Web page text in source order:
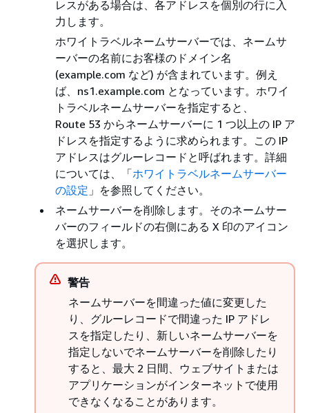
レスがある場合は、各アドレスを個別の行に入
力します。
ホワイトラベルネームサーバーでは、ネームサ
ーバーの名前にお客様のドメイン名
(example.com など) が含まれています。例え
ば、ns1.example.com となっています。ホワイ
トラベルネームサーバーを指定すると、
Route 53 からネームサーバーに 1 つ以上の IP ア
ドレスを指定するように求められます。この IP
アドレスはグルーレコードと呼ばれます。詳細
については、「ホワイトラベルネームサーバー
の設定 」を参照してください。
ネームサーバーを削除します。そのネームサー
バーのフィールドの右側にある X 印のアイコン
を選択します。
警告
ネームサーバーを間違った値に変更した
り、グルーレコードで間違った IP アドレ
スを指定したり、新しいネームサーバーを
指定しないでネームサーバーを削除したり
すると、最大 2 日間、ウェブサイトまたは
アプリケーションがインターネットで使用
できなくなることがあります。